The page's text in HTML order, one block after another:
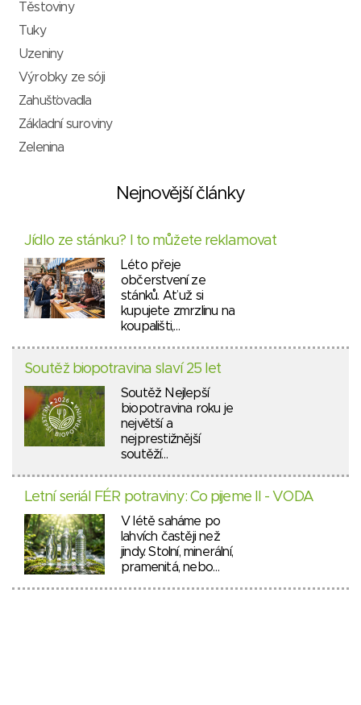
Těstoviny
Tuky
Uzeniny
Výrobky ze sóji
Zahušťovadla
Základní suroviny
Zelenina
Nejnovější články
Jídlo ze stánku? I to můžete reklamovat
Léto přeje
občerstvení ze
stánků. Ať už si
kupujete zmrzlinu na
koupališti,…
Soutěž biopotravina slaví 25 let
Soutěž Nejlepší
biopotravina roku je
největší a
nejprestižnější
soutěží…
Letní seriál FÉR potraviny: Co pijeme II - VODA
V létě saháme po
lahvích častěji než
jindy. Stolní, minerální,
pramenitá, nebo…